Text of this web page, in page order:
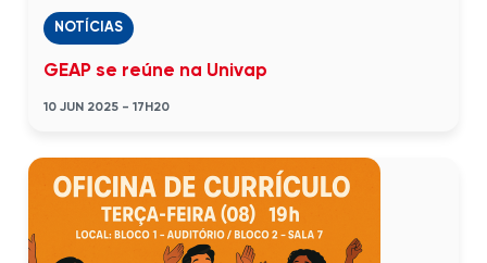
NOTÍCIAS
GEAP se reúne na Univap
10 JUN 2025 - 17H20